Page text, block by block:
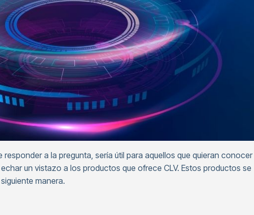
responder a la pregunta, sería útil para aquellos que quieran conocer
un vistazo a los productos que ofrece CLV. Estos productos se
manera.